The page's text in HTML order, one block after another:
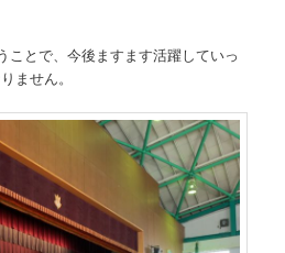
ことで、今後ますます活躍していっ
ません。